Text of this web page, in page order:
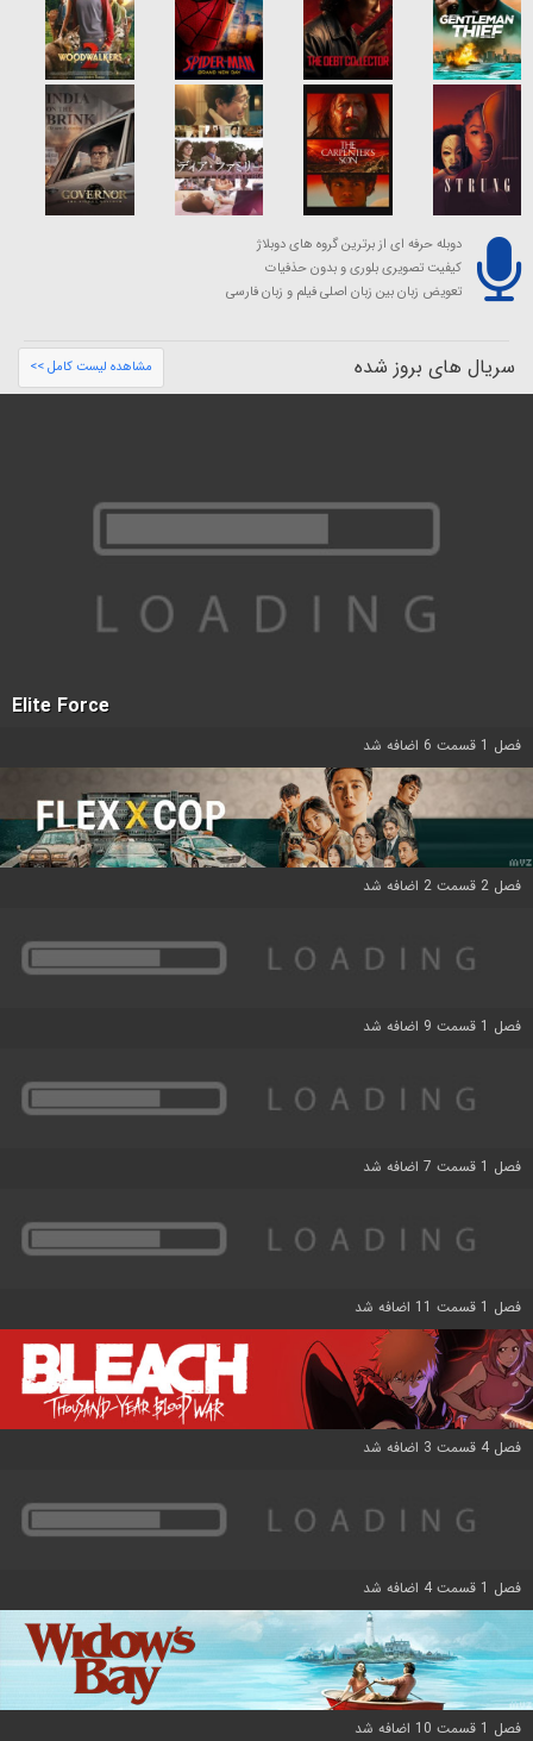
دوبله حرفه ای از برترین گروه های دوبلاژ
کیفیت تصویری بلوری و بدون حذفیات
تعویض زبان بین زبان اصلی فیلم و زبان فارسی
سریال های بروز شده مشاهده لیست کامل >>
Elite Force
فصل 1 قسمت 6 اضافه شد
فصل 2 قسمت 2 اضافه شد
فصل 1 قسمت 9 اضافه شد
فصل 1 قسمت 7 اضافه شد
فصل 1 قسمت 11 اضافه شد
فصل 4 قسمت 3 اضافه شد
فصل 1 قسمت 4 اضافه شد
فصل 1 قسمت 10 اضافه شد